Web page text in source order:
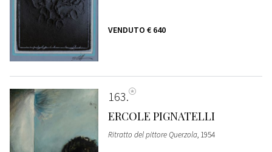
VENDUTO € 640
163
ERCOLE PIGNATELLI
Ritratto del pittore Querzola, 1954